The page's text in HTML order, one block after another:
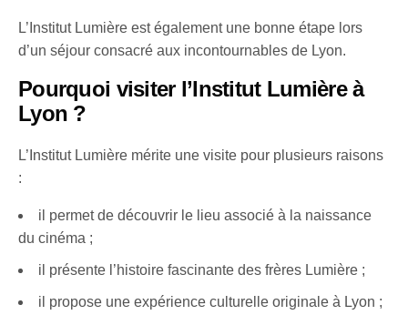
L’Institut Lumière est également une bonne étape lors
d’un séjour consacré aux incontournables de Lyon.
Pourquoi visiter l’Institut Lumière à
Lyon ?
L’Institut Lumière mérite une visite pour plusieurs raisons
:
il permet de découvrir le lieu associé à la naissance
du cinéma ;
il présente l’histoire fascinante des frères Lumière ;
il propose une expérience culturelle originale à Lyon ;